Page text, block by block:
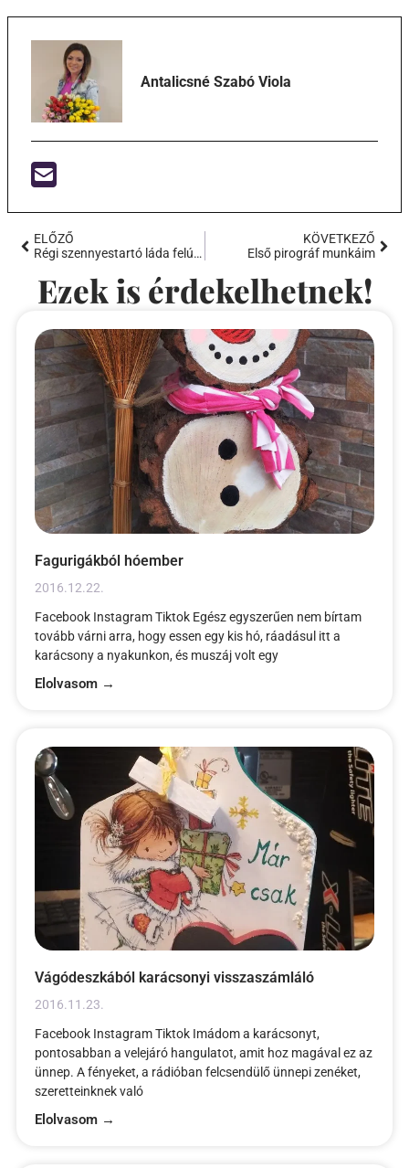
Antalicsné Szabó Viola
ELŐZŐ
Régi szennyestartó láda felújítása
KÖVETKEZŐ
Első pirográf munkáim
Ezek is érdekelhetnek!
Fagurigákból hóember
2016.12.22.
Facebook Instagram Tiktok Egész egyszerűen nem bírtam
tovább várni arra, hogy essen egy kis hó, ráadásul itt a
karácsony a nyakunkon, és muszáj volt egy
Elolvasom →
Vágódeszkából karácsonyi visszaszámláló
2016.11.23.
Facebook Instagram Tiktok Imádom a karácsonyt,
pontosabban a velejáró hangulatot, amit hoz magával ez az
ünnep. A fényeket, a rádióban felcsendülő ünnepi zenéket,
szeretteinknek való
Elolvasom →